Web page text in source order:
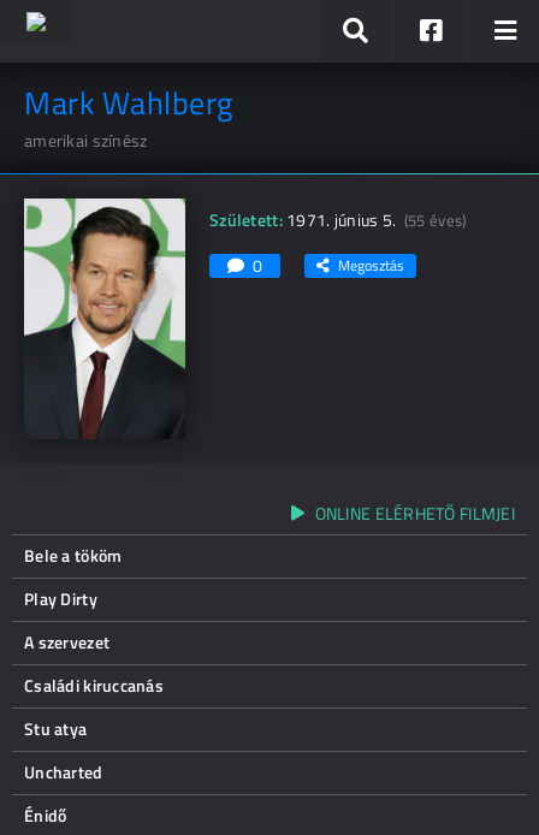
Mark Wahlberg
amerikai színész
Született:1971. június 5. (55 éves)
0 Megosztás
ONLINE ELÉRHETŐ FILMJEI
Bele a tököm
Play Dirty
A szervezet
Családi kiruccanás
Stu atya
Uncharted
Énidő